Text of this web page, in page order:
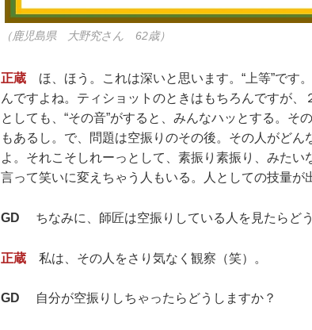
（鹿児島県 大野究さん 62歳）
正蔵 ほ、ほう。これは深いと思います。“上等”です
んですよね。ティショットのときはもちろんですが
としても、“その音”がすると、みんなハッとする。
もあるし。で、問題は空振りのその後。その人がど
よ。それこそしれーっとして、素振り素振り、みた
言って笑いに変えちゃう人もいる。人としての技量が
GD ちなみに、師匠は空振りしている人を見たらど
正蔵 私は、その人をさり気なく観察（笑）。
GD 自分が空振りしちゃったらどうしますか？